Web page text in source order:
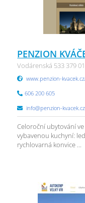
PENZION
Vodárenská 533 379
www.penzion-
606 200 605
info@penzion-kvacek.cz
Celoroční ubytování
vybavenou kuchyní:
rychlovarná konvice ...